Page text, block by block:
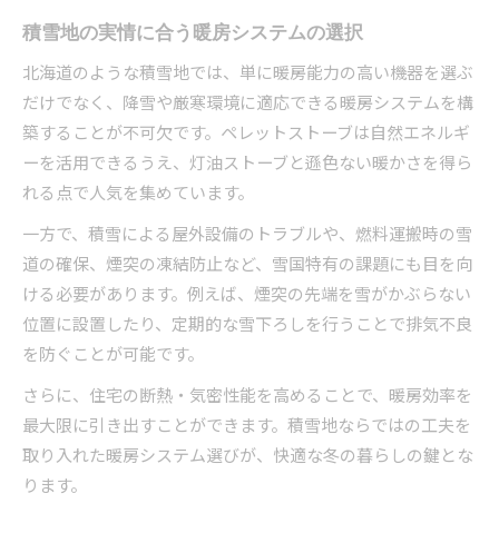
積雪地の実情に合う暖房システムの選択
北海道のような積雪地では、単に暖房能力の高い機器を選ぶ
だけでなく、降雪や厳寒環境に適応できる暖房システムを構
築することが不可欠です。ペレットストーブは自然エネルギ
ーを活用できるうえ、灯油ストーブと遜色ない暖かさを得ら
れる点で人気を集めています。
一方で、積雪による屋外設備のトラブルや、燃料運搬時の雪
道の確保、煙突の凍結防止など、雪国特有の課題にも目を向
ける必要があります。例えば、煙突の先端を雪がかぶらない
位置に設置したり、定期的な雪下ろしを行うことで排気不良
を防ぐことが可能です。
さらに、住宅の断熱・気密性能を高めることで、暖房効率を
最大限に引き出すことができます。積雪地ならではの工夫を
取り入れた暖房システム選びが、快適な冬の暮らしの鍵とな
ります。